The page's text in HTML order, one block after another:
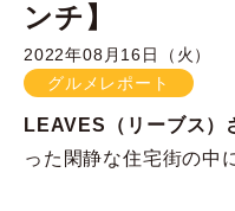
ンチ】
2022年08月16日（火）
グルメレポート
LEAVES（リーブス）
った閑静な住宅街の中